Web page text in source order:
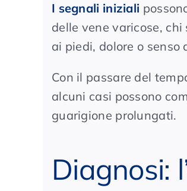
I segnali iniziali
delle vene varicose,
ai piedi, dolore o
Con il passare del
alcuni casi possono
guarigione prolungati.
Diagnosi: